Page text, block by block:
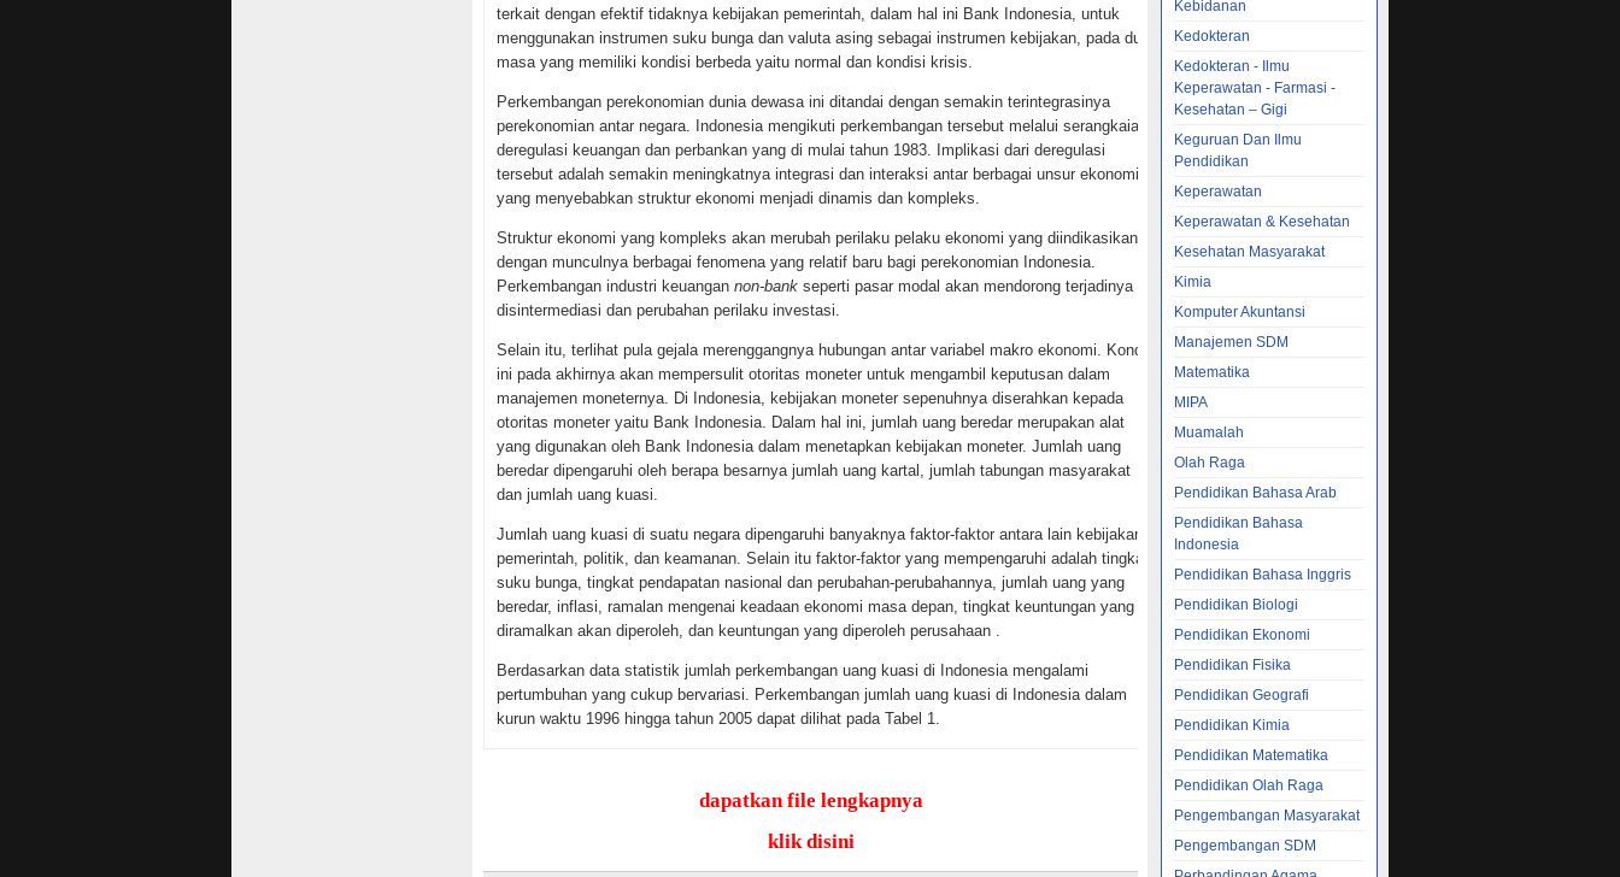
terkait dengan efektif tidaknya kebijakan pemerintah, dalam hal ini Bank Indonesia, untuk
menggunakan instrumen suku bunga dan valuta asing sebagai instrumen kebijakan, pada dua
masa yang memiliki kondisi berbeda yaitu normal dan kondisi krisis.
Perkembangan perekonomian dunia dewasa ini ditandai dengan semakin terintegrasinya
perekonomian antar negara. Indonesia mengikuti perkembangan tersebut melalui serangkaian
deregulasi keuangan dan perbankan yang di mulai tahun 1983. Implikasi dari deregulasi
tersebut adalah semakin meningkatnya integrasi dan interaksi antar berbagai unsur ekonomi
yang menyebabkan struktur ekonomi menjadi dinamis dan kompleks.
Struktur ekonomi yang kompleks akan merubah perilaku pelaku ekonomi yang diindikasikan
dengan munculnya berbagai fenomena yang relatif baru bagi perekonomian Indonesia.
Perkembangan industri keuangan non-bank seperti pasar modal akan mendorong terjadinya
disintermediasi dan perubahan perilaku investasi.
Selain itu, terlihat pula gejala merenggangnya hubungan antar variabel makro ekonomi. Kondisi
ini pada akhirnya akan mempersulit otoritas moneter untuk mengambil keputusan dalam
manajemen moneternya. Di Indonesia, kebijakan moneter sepenuhnya diserahkan kepada
otoritas moneter yaitu Bank Indonesia. Dalam hal ini, jumlah uang beredar merupakan alat
yang digunakan oleh Bank Indonesia dalam menetapkan kebijakan moneter. Jumlah uang
beredar dipengaruhi oleh berapa besarnya jumlah uang kartal, jumlah tabungan masyarakat
dan jumlah uang kuasi.
Jumlah uang kuasi di suatu negara dipengaruhi banyaknya faktor-faktor antara lain kebijakan
pemerintah, politik, dan keamanan. Selain itu faktor-faktor yang mempengaruhi adalah tingkat
suku bunga, tingkat pendapatan nasional dan perubahan-perubahannya, jumlah uang yang
beredar, inflasi, ramalan mengenai keadaan ekonomi masa depan, tingkat keuntungan yang
diramalkan akan diperoleh, dan keuntungan yang diperoleh perusahaan .
Berdasarkan data statistik jumlah perkembangan uang kuasi di Indonesia mengalami
pertumbuhan yang cukup bervariasi. Perkembangan jumlah uang kuasi di Indonesia dalam
kurun waktu 1996 hingga tahun 2005 dapat dilihat pada Tabel 1.
Selama Periode 1996 – 2005 (Milyar Rp)dapatkan file lengkapnya
klik disini
Kebidanan
Kedokteran
Kedokteran - Ilmu
Keperawatan - Farmasi -
Kesehatan – Gigi
Keguruan Dan Ilmu
Pendidikan
Keperawatan
Keperawatan & Kesehatan
Kesehatan Masyarakat
Kimia
Komputer Akuntansi
Manajemen SDM
Matematika
MIPA
Muamalah
Olah Raga
Pendidikan Bahasa Arab
Pendidikan Bahasa
Indonesia
Pendidikan Bahasa Inggris
Pendidikan Biologi
Pendidikan Ekonomi
Pendidikan Fisika
Pendidikan Geografi
Pendidikan Kimia
Pendidikan Matematika
Pendidikan Olah Raga
Pengembangan Masyarakat
Pengembangan SDM